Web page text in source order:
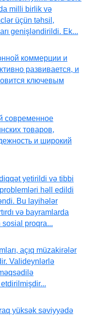
milli birlik və
üçün təhsil,
genişləndirildi. Ek...
коммерции и
развивается, и
ключевым
современное
товаров,
и широкий
yetirildi və tibbi
həll edildi
Bu layihələr
və bayramlarda
sosial proqra...
açıq müzakirələr
Valideynlərlə
yüksək səviyyədə